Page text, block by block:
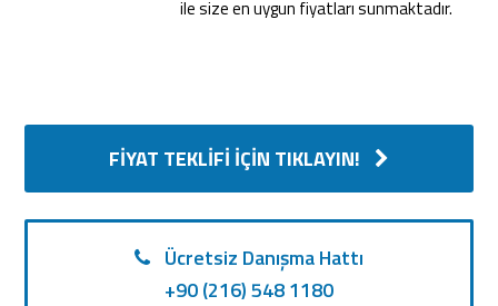
ile size en uygun fiyatları sunmaktadır.
FIYAT TEKLIFI İÇIN TIKLAYIN!
Ücretsiz Danışma Hattı
+90 (216) 548 1180